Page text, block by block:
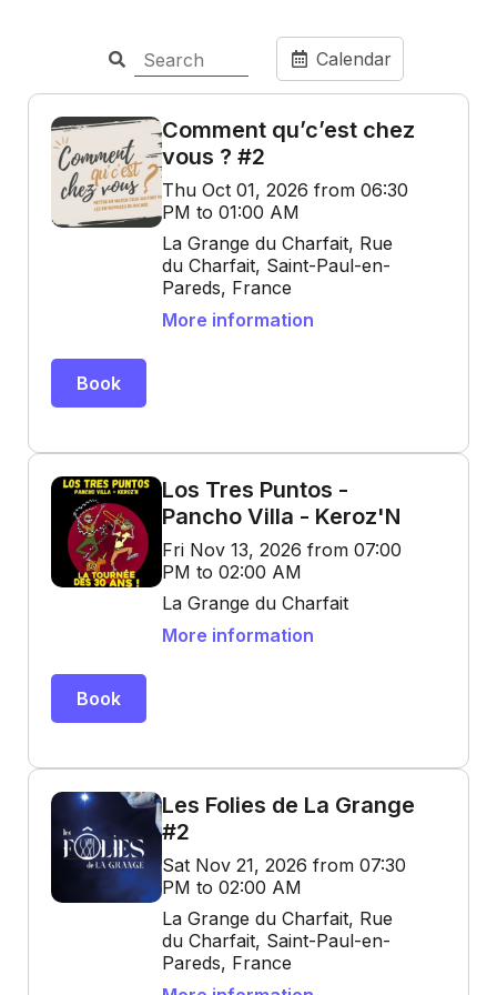
Calendar
Comment qu’c’est chez
vous ? #2
Thu Oct 01, 2026 from 06:30
PM to 01:00 AM
La Grange du Charfait, Rue
du Charfait, Saint-Paul-en-
Pareds, France
More information
Book
Los Tres Puntos -
Pancho Villa - Keroz'N
Fri Nov 13, 2026 from 07:00
PM to 02:00 AM
La Grange du Charfait
More information
Book
Les Folies de La Grange
#2
Sat Nov 21, 2026 from 07:30
PM to 02:00 AM
La Grange du Charfait, Rue
du Charfait, Saint-Paul-en-
Pareds, France